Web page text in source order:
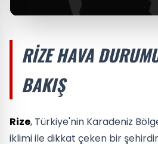
RIZE HAVA
BAKIŞ
Rize, Türkiye'nin Karadeniz
iklimi ile dikkat çeken bir